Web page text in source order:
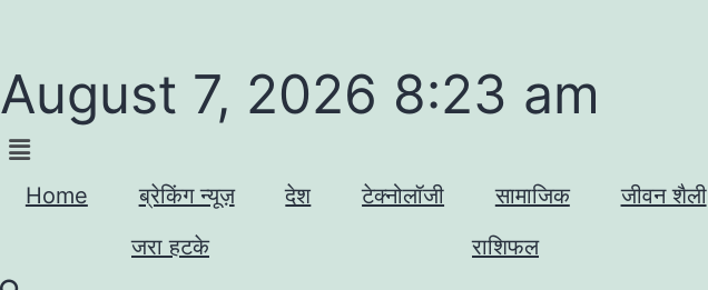
August 7, 2026 8:23 am
Home ब्रेकिंग न्यूज़ देश टेक्नोलॉजी सामाजिक जीवन शैली
जरा हटके
राशिफल